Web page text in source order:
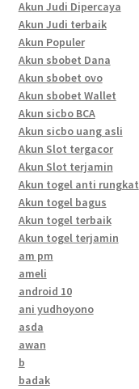
Akun Judi Dipercaya
Akun Judi terbaik
Akun Populer
Akun sbobet Dana
Akun sbobet ovo
Akun sbobet Wallet
Akun sicbo BCA
Akun sicbo uang asli
Akun Slot tergacor
Akun Slot terjamin
Akun togel anti rungkat
Akun togel bagus
Akun togel terbaik
Akun togel terjamin
am pm
ameli
android 10
ani yudhoyono
asda
awan
b
badak